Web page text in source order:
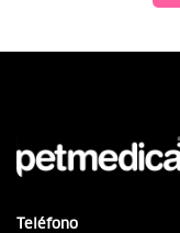
Teléfono